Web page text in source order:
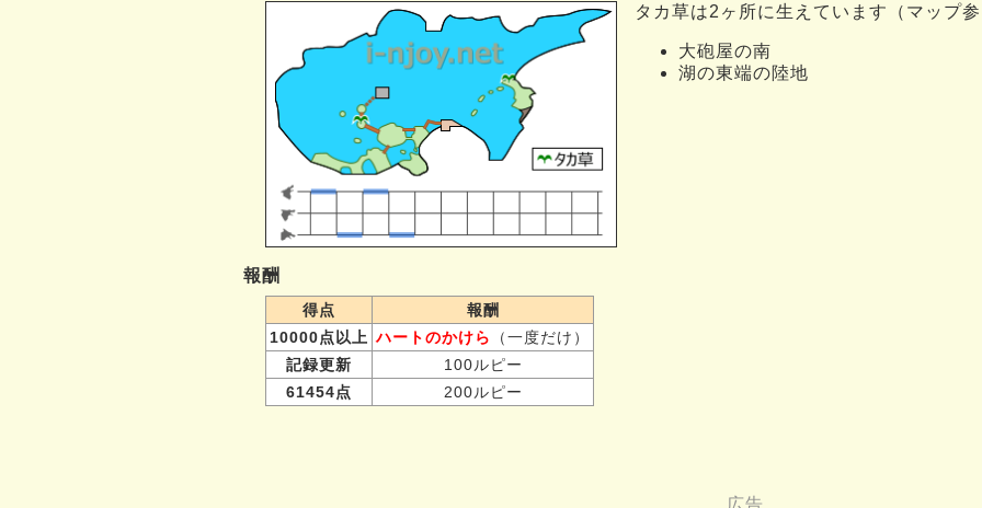
タカ草は2ヶ所に生えています（マップ
大砲屋の南
湖の東端の陸地
報酬
得点
報酬
10000点以上 ハートのかけら
（一度だけ）
記録更新
100ルピー
61454点
200ルピー